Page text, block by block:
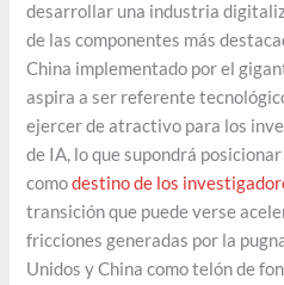
desarrollar una industria
de las componentes más
China implementado por el
aspira a ser referente
ejercer de atractivo para los
de IA, lo que supondrá
comodestino de los
transición que puede verse
fricciones generadas por la
Unidos y China como telón de